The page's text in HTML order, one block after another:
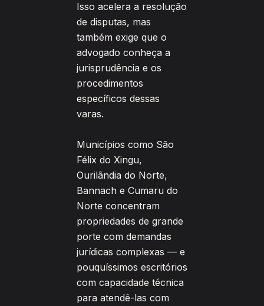
Isso acelera a resolução
de disputas, mas
também exige que o
advogado conheça a
jurisprudência e os
procedimentos
específicos dessas
varas.
Municípios como São
Félix do Xingu,
Ourilândia do Norte,
Bannach e Cumaru do
Norte concentram
propriedades de grande
porte com demandas
jurídicas complexas — e
pouquíssimos escritórios
com capacidade técnica
para atendê-las com